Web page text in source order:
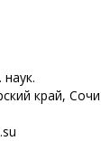
наук.
край, Сочи